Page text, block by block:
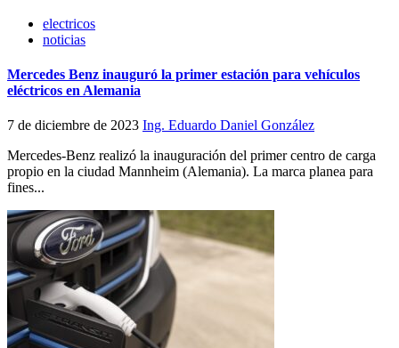
electricos
noticias
Mercedes Benz inauguró la primer estación para vehículos
eléctricos en Alemania
7 de diciembre de 2023 Ing. Eduardo Daniel González
Mercedes-Benz realizó la inauguración del primer centro de carga
propio en la ciudad Mannheim (Alemania). La marca planea para
fines...